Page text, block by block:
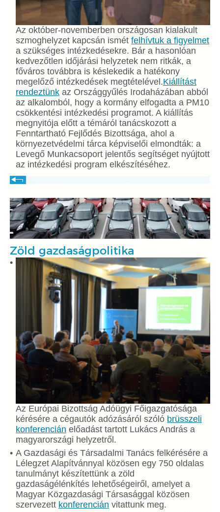
Az október-novemberben országosan kialakult
szmoghelyzet kapcsán ismét felhívtuk a figyelmet
a szükséges intézkedésekre. Bár a hasonlóan
kedvezőtlen időjárási helyzetek nem ritkák, a
főváros továbbra is késlekedik a hatékony
megelőző intézkedések megtételével.Kiállítást
rendeztünk az Országgyűlés Irodaházában abból
az alkalomból, hogy a kormány elfogadta a PM10
csökkentési intézkedési programot. A kiállítás
megnyitója előtt a témáról tanácskozott a
Fenntartható Fejlődés Bizottsága, ahol a
környezetvédelmi tárca képviselői elmondták: a
Levegő Munkacsoport jelentős segítséget nyújtott
az intézkedési program elkészítéséhez.
Zöld gazdaságpolitika
Az Európai Bizottság Adóügyi Főigazgatósága
kérésére a cégautók adózásáról szóló brüsszeli
konferencián előadást tartott Lukács András a
magyarországi helyzetről.
A Gazdasági és Társadalmi Tanács felkérésére a
Lélegzet Alapítvánnyal közösen egy 750 oldalas
tanulmányt készítettünk a zöld
gazdaságélénkítés lehetőségeiről, amelyet a
Magyar Közgazdasági Társasággal közösen
szervezett konferencián vitattunk meg.